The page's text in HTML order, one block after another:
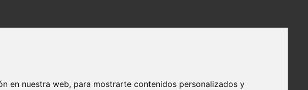
en nuestra web, para mostrarte contenidos personalizados y
la Estatua de la Libertad